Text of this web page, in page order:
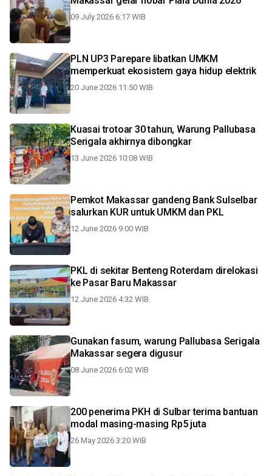
09 July 2026 6:17 WIB
PLN UP3 Parepare libatkan UMKM
memperkuat ekosistem gaya hidup elektrik
20 June 2026 11:50 WIB
Kuasai trotoar 30 tahun, Warung Pallubasa
Serigala akhirnya dibongkar
13 June 2026 10:08 WIB
Pemkot Makassar gandeng Bank Sulselbar
salurkan KUR untuk UMKM dan PKL
12 June 2026 9:00 WIB
PKL di sekitar Benteng Roterdam direlokasi
ke Pasar Baru Makassar
12 June 2026 4:32 WIB
Gunakan fasum, warung Pallubasa Serigala
Makassar segera digusur
08 June 2026 6:02 WIB
200 penerima PKH di Sulbar terima bantuan
modal masing-masing Rp5 juta
26 May 2026 3:20 WIB